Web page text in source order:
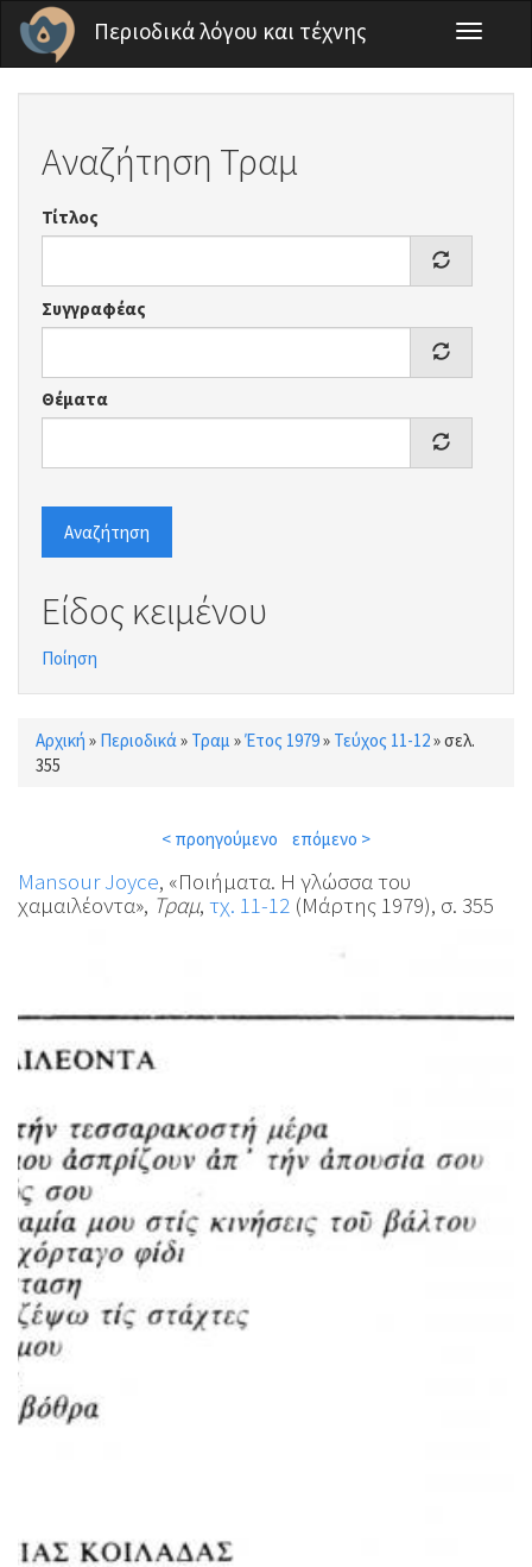
Παράκαμψη προς το κυρίως περιεχόμενο
Περιοδικά λόγου και τέχνης
Toggle
Αναζήτηση Τραμ
Τίτλος
Συγγραφέας
Θέματα
Αναζήτηση
Είδος κειμένου
Ποίηση
Είστε εδώ
Αρχική » Περιοδικά » Τραμ »Έτος 1979» Τεύχος 11-12»σελ.
355
< προηγούμενο επόμενο >
Mansour Joyce, «Ποιήματα. Η γλώσσα του
χαμαιλέοντα», Τραμ, τχ. 11-12 (Μάρτης 1979), σ. 355